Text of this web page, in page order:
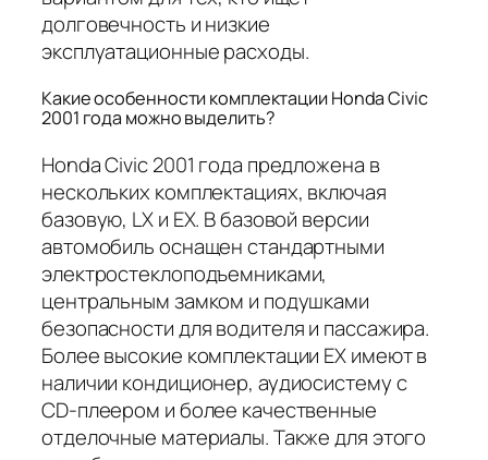
долговечность и низкие
эксплуатационные расходы.
Какие особенности комплектации Honda Civic
2001 года можно выделить?
Honda Civic 2001 года предложена в
нескольких комплектациях, включая
базовую, LX и EX. В базовой версии
автомобиль оснащен стандартными
электростеклоподъемниками,
центральным замком и подушками
безопасности для водителя и пассажира.
Более высокие комплектации EX имеют в
наличии кондиционер, аудиосистему с
CD-плеером и более качественные
отделочные материалы. Также для этого